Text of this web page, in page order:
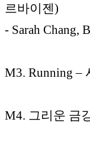
르바이젠)
- Sarah Chang,
M3. Running –
M4. 그리운 금